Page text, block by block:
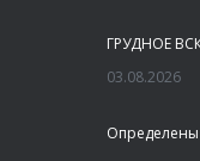
03.08.2026